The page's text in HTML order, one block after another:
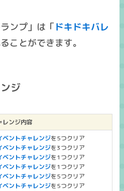
ンプ」は「ドキドキバレ
ことができます。
ジ
レンジ内容
ベントチャレンジを5つクリア
ベントチャレンジを3つクリア
ベントチャレンジを1つクリア
ベントチャレンジを1つクリア
ベントチャレンジを5つクリア
ベントチャレンジを5つクリア